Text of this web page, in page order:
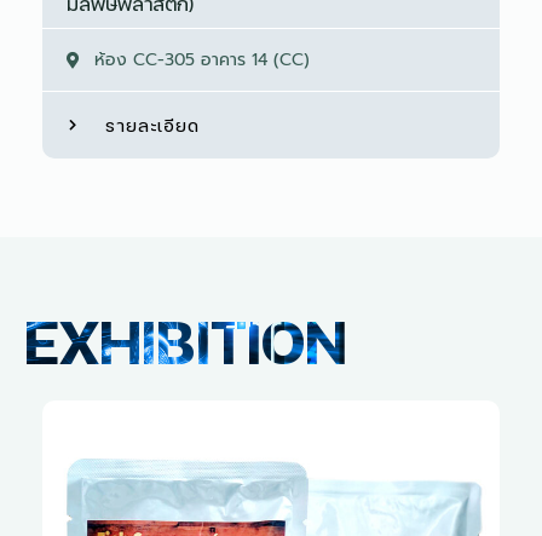
ห้อง CC-305 อาคาร 14 (CC)
รายละเอียด
EXHIBITION